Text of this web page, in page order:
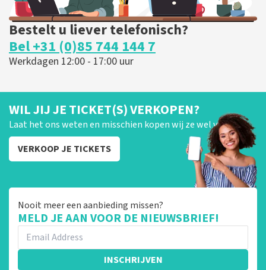
Bestelt u liever telefonisch?
Bel +31 (0)85 744 144 7
Werkdagen 12:00 - 17:00 uur
WIL JIJ JE TICKET(S) VERKOPEN?
Laat het ons weten en misschien kopen wij ze wel van je!
VERKOOP JE TICKETS
Nooit meer een aanbieding missen?
MELD JE AAN VOOR DE NIEUWSBRIEF!
INSCHRIJVEN